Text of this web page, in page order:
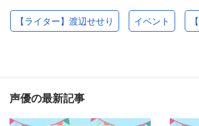
【ライター】渡辺せせり イベント
声優の最新記事